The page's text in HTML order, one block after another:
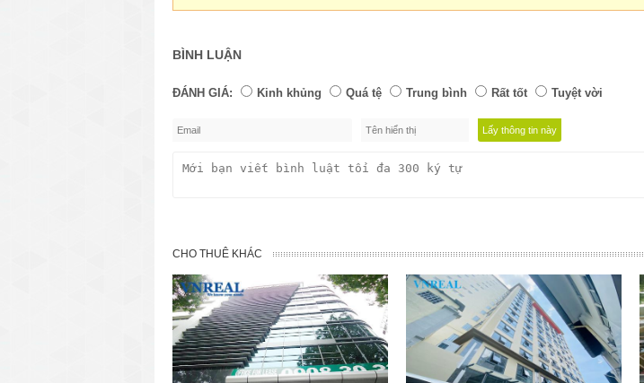
BÌNH LUẬN
ĐÁNH GIÁ: Kinh khủng Quá tệ Trung bình Rất tốt Tuyệt vời
CHO THUÊ KHÁC